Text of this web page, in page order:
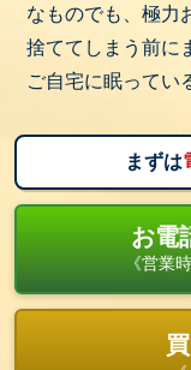
なものでも、極力
捨ててしまう前に
ご自宅に眠ってい
まずは
お電
《営業